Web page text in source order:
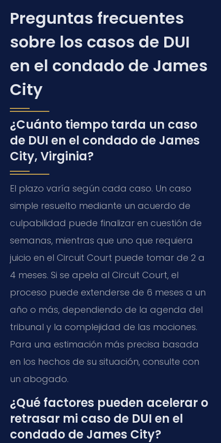
Preguntas frecuentes
sobre los casos de DUI
en el condado de James
City
¿Cuánto tiempo tarda un caso
de DUI en el condado de James
City, Virginia?
El plazo varía según cada caso. Un caso
simple resuelto mediante un acuerdo de
culpabilidad puede finalizar en cuestión de
semanas, mientras que uno que requiera
juicio en el Circuit Court puede tomar de 2 a
4 meses. Si se apela al Circuit Court, el
proceso puede extenderse de 6 meses a un
año o más, dependiendo de la agenda del
tribunal y la complejidad de las mociones.
Para una estimación más precisa basada
en los hechos de su situación, consulte con
un abogado.
¿Qué factores pueden acelerar o
retrasar mi caso de DUI en el
condado de James City?